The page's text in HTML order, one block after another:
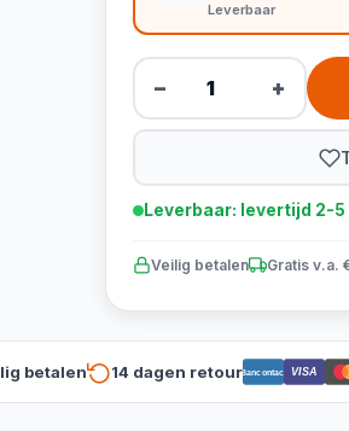
Leverbaar
− +
Leverbaar: levertijd 2-5
Veilig betalen Gratis v.a.
betalen 14 dagen retourBancontact VISA